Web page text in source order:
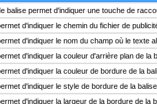
balise permet d'indiquer une touche de
d'indiquer le chemin du fichier de
d'indiquer le nom du champ où le texte
d'indiquer la couleur d'arrière plan de la
d'indiquer la couleur de bordure de la
d'indiquer le style de bordure de la
d'indiquer la largeur de la bordure de la